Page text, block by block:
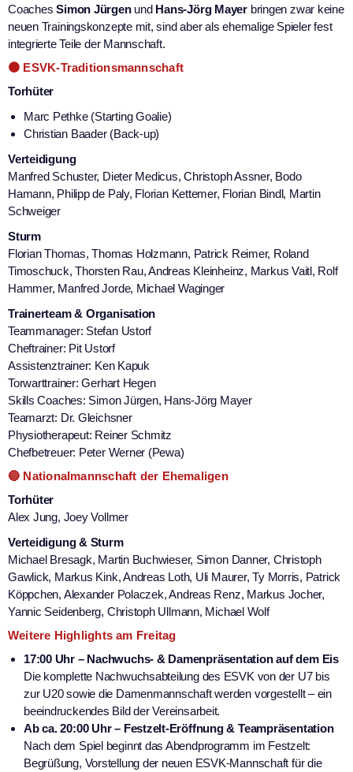
CoachesSimon Jürgenund Hans-Jörg Mayer bringen zwar keine
neuen Trainingskonzepte mit, sind aber als ehemalige Spieler fest
integrierte Teile der Mannschaft.
🟠 ESVK-Traditionsmannschaft
Torhüter
Marc Pethke (Starting Goalie)
Christian Baader (Back-up)
Verteidigung
Manfred Schuster, Dieter Medicus, Christoph Assner, Bodo
Hamann, Philipp de Paly, Florian Kettemer, Florian Bindl, Martin
Schweiger
Sturm
Florian Thomas, Thomas Holzmann, Patrick Reimer, Roland
Timoschuck, Thorsten Rau, Andreas Kleinheinz, Markus Vaitl, Rolf
Hammer, Manfred Jorde, Michael Waginger
Trainerteam & Organisation
Teammanager: Stefan Ustorf
Cheftrainer: Pit Ustorf
Assistenztrainer: Ken Kapuk
Torwarttrainer: Gerhart Hegen
Skills Coaches: Simon Jürgen, Hans-Jörg Mayer
Teamarzt: Dr. Gleichsner
Physiotherapeut: Reiner Schmitz
Chefbetreuer: Peter Werner (Pewa)
🔵 Nationalmannschaft der Ehemaligen
Torhüter
Alex Jung, Joey Vollmer
Verteidigung & Sturm
Michael Bresagk, Martin Buchwieser, Simon Danner, Christoph
Gawlick, Markus Kink, Andreas Loth, Uli Maurer, Ty Morris, Patrick
Köppchen, Alexander Polaczek, Andreas Renz, Markus Jocher,
Yannic Seidenberg, Christoph Ullmann, Michael Wolf
Weitere Highlights am Freitag
17:00 Uhr – Nachwuchs- & Damenpräsentation auf dem Eis
Die komplette Nachwuchsabteilung des ESVK von der U7 bis
zur U20 sowie die Damenmannschaft werden vorgestellt – ein
beeindruckendes Bild der Vereinsarbeit.
Ab ca. 20:00 Uhr – Festzelt-Eröffnung & Teampräsentation
Nach dem Spiel beginnt das Abendprogramm im Festzelt:
Begrüßung, Vorstellung der neuen ESVK-Mannschaft für die